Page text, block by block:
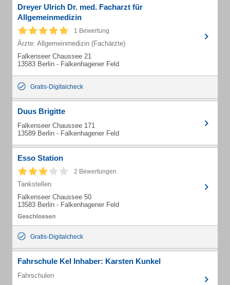
Dreyer Ulrich Dr. med. Facharzt für
Allgemeinmedizin
1 Bewertung
Ärzte: Allgemeinmedizin (Fachärzte)
Falkenseer Chaussee 21
13583 Berlin - Falkenhagener Feld
Gratis-Digitalcheck
Duus Brigitte
Falkenseer Chaussee 171
13589 Berlin - Falkenhagener Feld
Esso Station
2 Bewertungen
Tankstellen
Falkenseer Chaussee 50
13583 Berlin - Falkenhagener Feld
Gratis-Digitalcheck
Fahrschule Kel Inhaber: Karsten Kunkel
Fahrschulen